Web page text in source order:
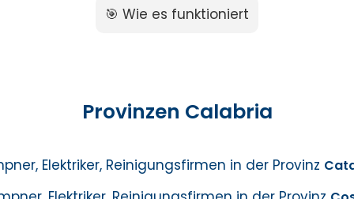
🎯 Wie es funktioniert
Provinzen Calabria
Elektriker, Reinigungsfirmen in der Provinz